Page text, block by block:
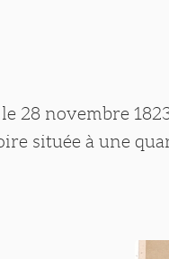
28 novembre
située à une